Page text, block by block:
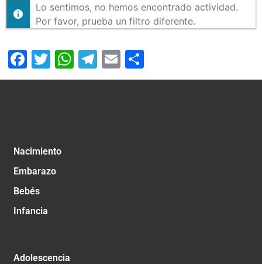
Lo sentimos, no hemos encontrado actividad.
Por favor, prueba un filtro diferente.
Facebook
Twitter
WhatsApp
Telegram
Email
Nacimiento
Embarazo
Bebés
Infancia
Adolescencia